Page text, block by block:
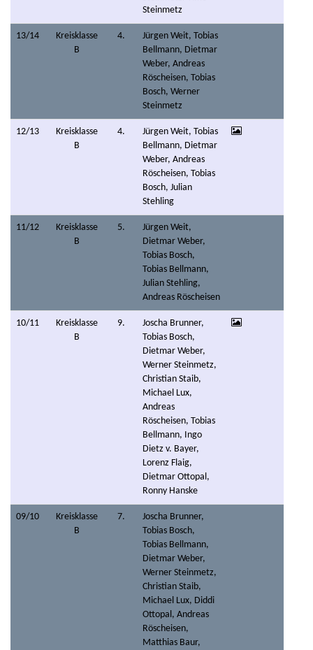
Steinmetz
13/14
Kreisklasse
B
4.
Jürgen Weit, Tobias
Bellmann, Dietmar
Weber, Andreas
Röscheisen, Tobias
Bosch, Werner
Steinmetz
12/13
Kreisklasse
B
4.
Jürgen Weit, Tobias
Bellmann, Dietmar
Weber, Andreas
Röscheisen, Tobias
Bosch, Julian
Stehling
11/12
Kreisklasse
B
5.
Jürgen Weit,
Dietmar Weber,
Tobias Bosch,
Tobias Bellmann,
Julian Stehling,
Andreas Röscheisen
10/11
Kreisklasse
B
9.
Joscha Brunner,
Tobias Bosch,
Dietmar Weber,
Werner Steinmetz,
Christian Staib,
Michael Lux,
Andreas
Röscheisen, Tobias
Bellmann, Ingo
Dietz v. Bayer,
Lorenz Flaig,
Dietmar Ottopal,
Ronny Hanske
09/10
Kreisklasse
B
7.
Joscha Brunner,
Tobias Bosch,
Tobias Bellmann,
Dietmar Weber,
Werner Steinmetz,
Christian Staib,
Michael Lux, Diddi
Ottopal, Andreas
Röscheisen,
Matthias Baur,